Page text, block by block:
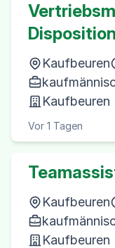
Kaufbeuren
Kaufbeuren
Vor 1 Tagen
Kaufbeuren
Kaufbeuren